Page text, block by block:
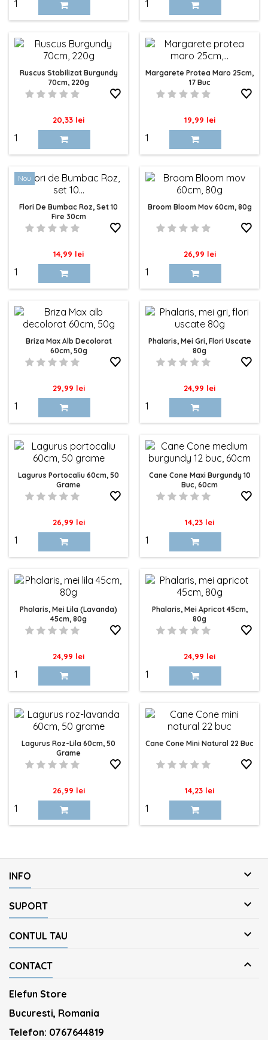
Ruscus Stabilizat Burgundy
70cm, 220g
Pret
20,33 lei
Margarete Protea Maro 25cm,
17 Buc
Pret
19,99 lei
Nou
Flori De Bumbac Roz, Set 10
Fire 30cm
Pret
14,99 lei
Broom Bloom Mov 60cm, 80g
Pret
26,99 lei
Briza Max Alb Decolorat
60cm, 50g
Pret
29,99 lei
Phalaris, Mei Gri, Flori Uscate
80g
Pret
24,99 lei
Lagurus Portocaliu 60cm, 50
Grame
Pret
26,99 lei
Cane Cone Maxi Burgundy 10
Buc, 60cm
Pret
14,23 lei
Phalaris, Mei Lila (lavanda)
45cm, 80g
Pret
24,99 lei
Phalaris, Mei Apricot 45cm,
80g
Pret
24,99 lei
Lagurus Roz-Lila 60cm, 50
Grame
Pret
26,99 lei
Cane Cone Mini Natural 22 Buc
Pret
14,23 lei
INFO 
SUPORT 
CONTUL TAU 
CONTACT 
Elefun Store
Bucuresti, Romania
Telefon: 0767644819